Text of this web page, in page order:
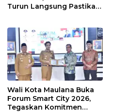
Turun Langsung Pastikan
Wali Kota Maulana Buka
Forum Smart City 2026,
Tegaskan Komitmen